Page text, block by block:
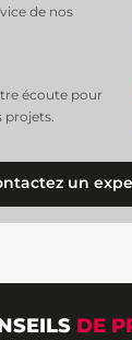
de nos
écoute pour
projets.
un
DE